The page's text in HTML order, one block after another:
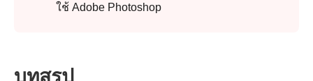
ใช้ Adobe Photoshop
บทสรุป